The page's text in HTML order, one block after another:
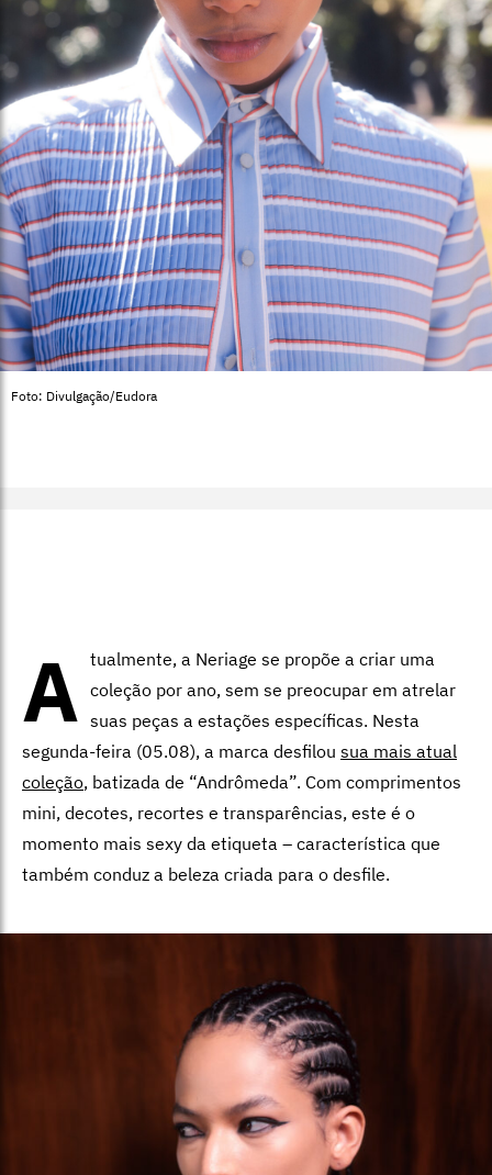
Foto: Divulgação/Eudora
A tualmente, a Neriage se propõe a criar uma
coleção por ano, sem se preocupar em atrelar
suas peças a estações específicas. Nesta
segunda-feira (05.08), a marca desfilou sua mais atual
coleção, batizada de “Andrômeda”. Com comprimentos
mini, decotes, recortes e transparências, este é o
momento mais sexy da etiqueta – característica que
também conduz a beleza criada para o desfile.